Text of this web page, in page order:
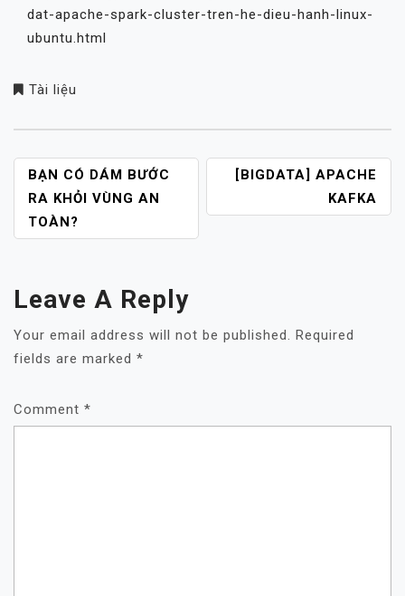
dat-apache-spark-cluster-tren-he-dieu-hanh-linux-
ubuntu.html
Tài liệu
POST
NAVIGATION
BẠN CÓ DÁM BƯỚC
RA KHỎI VÙNG AN
TOÀN?
[BIGDATA] APACHE
KAFKA
Leave A Reply
Your email address will not be published. Required
fields are marked *
Comment *